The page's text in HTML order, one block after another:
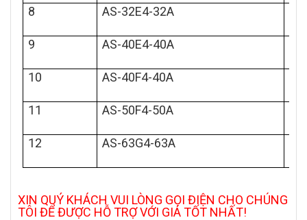
8 AS-32E4-32A
9 AS-40E4-40A
10 AS-40F4-40A
11 AS-50F4-50A
12 AS-63G4-63A
XIN QUÝ KHÁCH VUI LÒNG GỌI ĐIỆN CHO CHÚNG
TÔI ĐỂ ĐƯỢC HỖ TRỢ VỚI GIÁ TỐT NHẤT!